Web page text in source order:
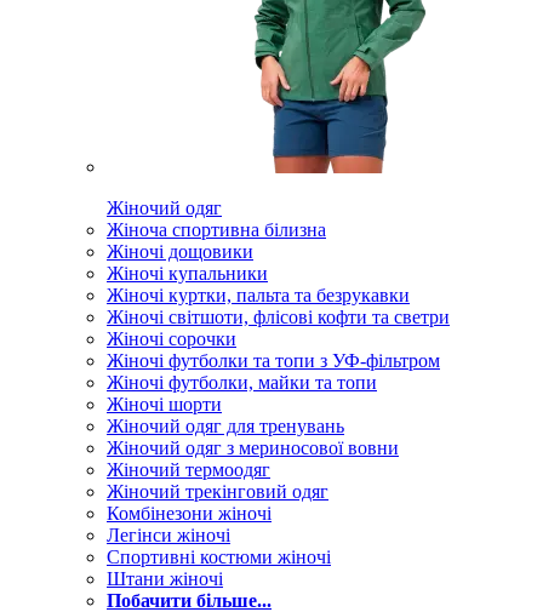
Жіночий одяг
Жіноча спортивна білизна
Жіночі дощовики
Жіночі купальники
Жіночі куртки, пальта та безрукавки
Жіночі світшоти, флісові кофти та светри
Жіночі сорочки
Жіночі футболки та топи з УФ-фільтром
Жіночі футболки, майки та топи
Жіночі шорти
Жіночий одяг для тренувань
Жіночий одяг з мериносової вовни
Жіночий термоодяг
Жіночий трекінговий одяг
Комбінезони жіночі
Легінси жіночі
Спортивні костюми жіночі
Штани жіночі
Побачити більше...